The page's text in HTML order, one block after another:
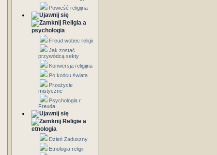
Powieść religijna
Religia a
psychologia
Freud wobec religii
Jak zostać
przywódcą sekty
Konwersja religijna
Po końcu świata
Przeżycie
mistyczne
Psychologia r.
Freuda
Religie a
etnologia
Dzień Zaduszny
Etnologia religii